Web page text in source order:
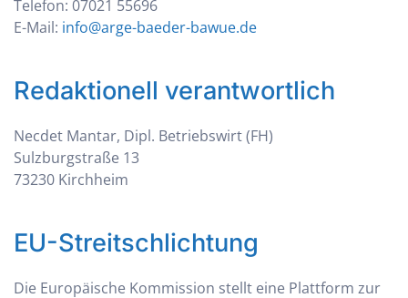
Telefon: 07021 55696
E-Mail: info@arge-baeder-bawue.de
Redaktionell verantwortlich
Necdet Mantar, Dipl. Betriebswirt (FH)
Sulzburgstraße 13
73230 Kirchheim
EU-Streitschlichtung
Die Europäische Kommission stellt eine Plattform zur